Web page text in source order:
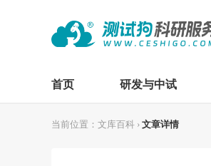
首页 研发与中试
当前位置： 文库百科 › 文章详情